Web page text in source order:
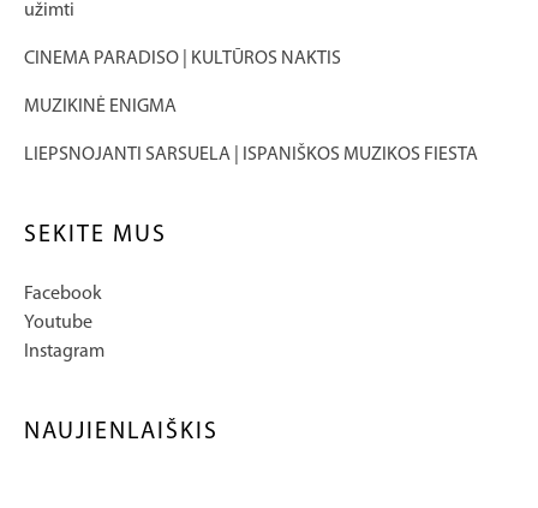
užimti
CINEMA PARADISO | KULTŪROS NAKTIS
MUZIKINĖ ENIGMA
LIEPSNOJANTI SARSUELA | ISPANIŠKOS MUZIKOS FIESTA
SEKITE MUS
Facebook
Youtube
Instagram
NAUJIENLAIŠKIS